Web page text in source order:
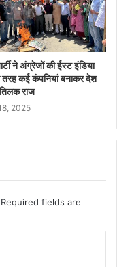
ने अंग्रेजों की ईस्ट इंडिया
तरह कई कंपनियां बनाकर देश
राज
2025
Required fields are